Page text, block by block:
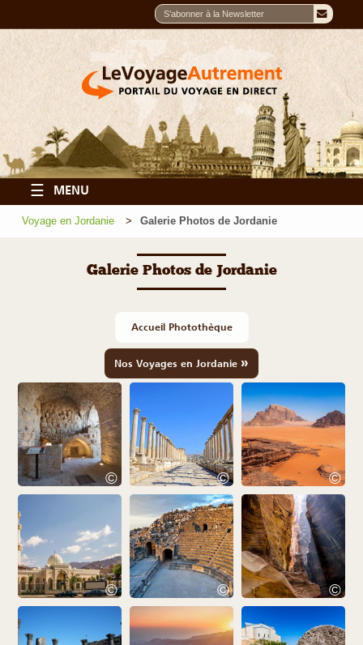
☰ MENU
Voyage en Jordanie Galerie Photos de Jordanie
Galerie Photos de Jordanie
Accueil Photothèque
Nos Voyages en Jordanie »
© © ©
© © ©